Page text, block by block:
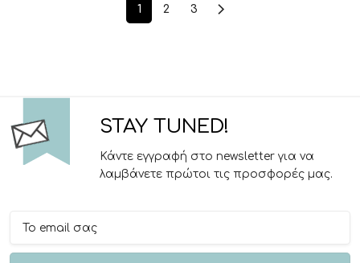
1 2 3
STAY TUNED!
Κάντε εγγραφή στο newsletter για να
λαμβάνετε πρώτοι τις προσφορές μας.